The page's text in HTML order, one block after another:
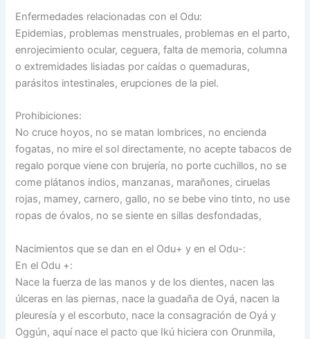
Enfermedades relacionadas con el Odu:
Epidemias, problemas menstruales, problemas en el parto,
enrojecimiento ocular, ceguera, falta de memoria, columna
o extremidades lisiadas por caídas o quemaduras,
parásitos intestinales, erupciones de la piel.
Prohibiciones:
No cruce hoyos, no se matan lombrices, no encienda
fogatas, no mire el sol directamente, no acepte tabacos de
regalo porque viene con brujería, no porte cuchillos, no se
come plátanos indios, manzanas, marañones, ciruelas
rojas, mamey, carnero, gallo, no se bebe vino tinto, no use
ropas de óvalos, no se siente en sillas desfondadas,
Nacimientos que se dan en el Odu+ y en el Odu-:
En el Odu +:
Nace la fuerza de las manos y de los dientes, nacen las
úlceras en las piernas, nace la guadaña de Oyá, nacen la
pleuresía y el escorbuto, nace la consagración de Oyá y
Oggún, aquí nace el pacto que Ikú hiciera con Orunmila,